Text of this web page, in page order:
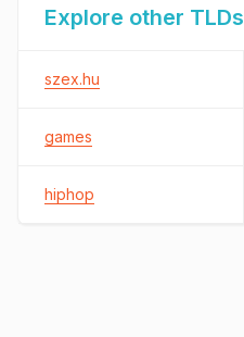
Explore other TLDs
szex.hu
games
hiphop